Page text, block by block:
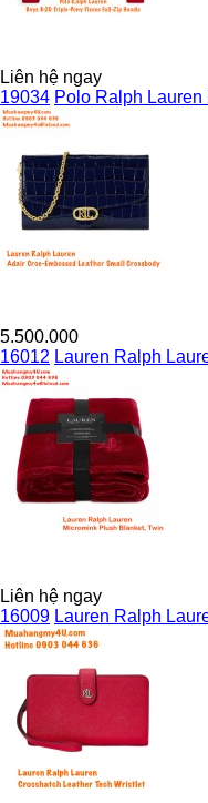
Liên hệ ngay
19034 Polo Ralph Lauren
5.500.000
16012 Lauren Ralph
Liên hệ ngay
16009 Lauren Ralph